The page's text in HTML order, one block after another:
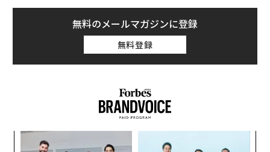
無料のメールマガジンに登録
無料登録